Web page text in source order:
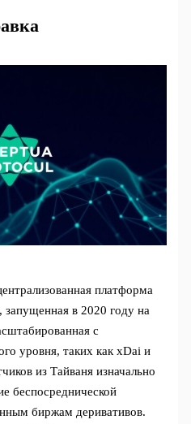
платформа
запущенная в 2020 году на
с
уровня, таких как xDai и
из Тайваня изначально
беспосреднической
биржам деривативов.